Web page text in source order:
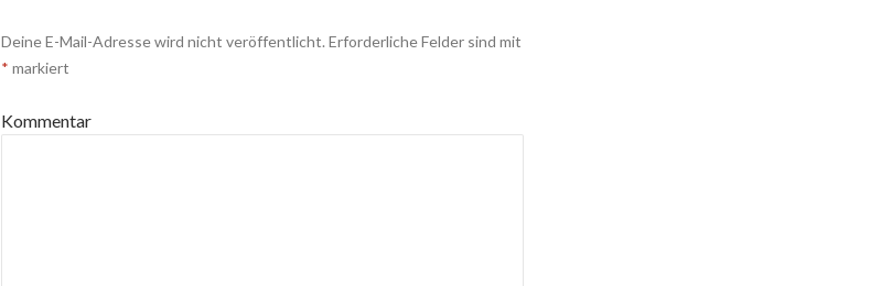
Deine E-Mail-Adresse wird nicht veröffentlicht. Erforderliche Felder sind mit
* markiert
Kommentar